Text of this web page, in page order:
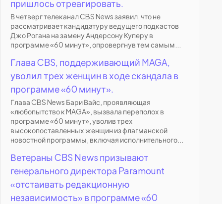
пришлось отреагировать.
В четверг телеканал CBS News заявил, что не
рассматривает кандидатуру ведущего подкастов
Джо Рогана на замену Андерсону Куперу в
программе «60 минут», опровергнув тем самым...
Глава CBS, поддерживающий MAGA,
уволил трех женщин в ходе скандала в
программе «60 минут».
Глава CBS News Бари Вайс, проявляющая
«любопытство к MAGA», вызвала переполох в
программе «60 минут», уволив трех
высокопоставленных женщин из флагманской
новостной программы, включая исполнительного...
Ветераны CBS News призывают
генерального директора Paramount
«отстаивать редакционную
независимость» в программе «60